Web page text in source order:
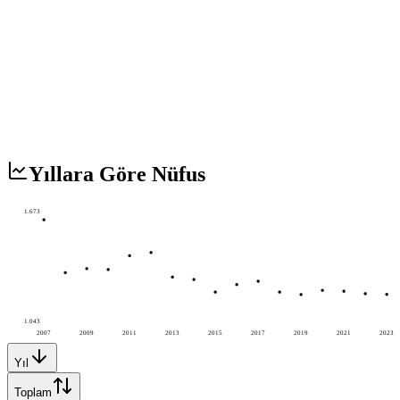
Yıllara Göre Nüfus
2007 2009 2011 2013 2015 2017 2019 2021 2023
1.673
1.043
Yıl
Toplam